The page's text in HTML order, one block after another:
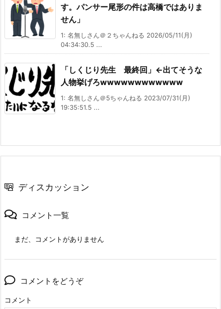
す。パンサー尾形の件は高橋ではありま
せん」
1: 名無しさん＠２ちゃんねる 2026/05/11(月)
04:34:30.5 ...
「しくじり先生 最終回」←出てそうな
人物挙げろwwwwwwwwwwww
1: 名無しさん＠5ちゃんねる 2023/07/31(月)
19:35:51.5 ...
ディスカッション
コメント一覧
まだ、コメントがありません
コメントをどうぞ
コメント